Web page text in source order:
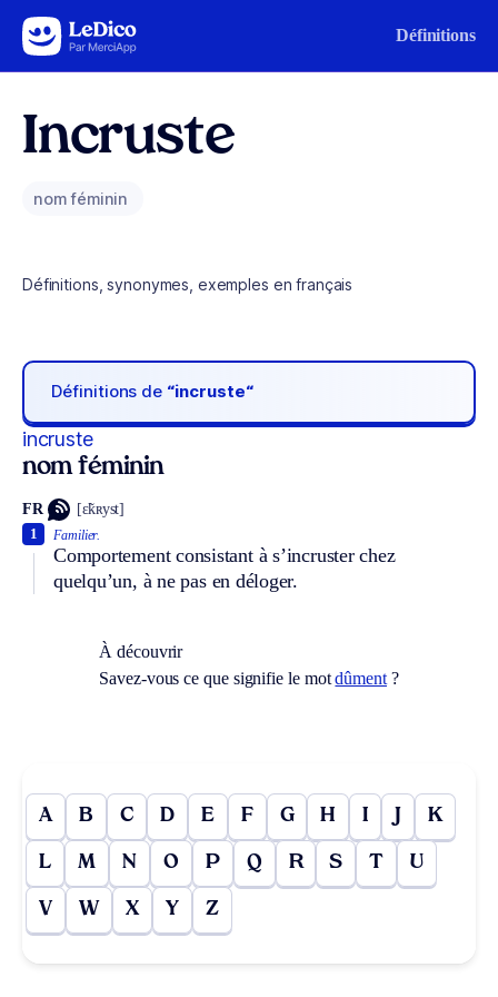
Aller au contenu Définitions
Incruste
nom féminin
Définitions, synonymes, exemples en français
Définitions de “incruste“
incruste
nom féminin
FR [ɛ̃kʀyst]
Familier.
Comportement consistant à s’incruster chez
quelqu’un, à ne pas en déloger.
1
À découvrir
Savez-vous ce que signifie le motdûment?
A B C D E F G H I J K
L M N O P Q R S T U
V W X Y Z